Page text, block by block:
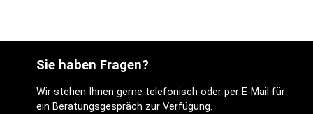
Sie haben Fragen?
Wir stehen Ihnen gerne telefonisch oder per E-Mail für
ein Beratungsgespräch zur Verfügung.